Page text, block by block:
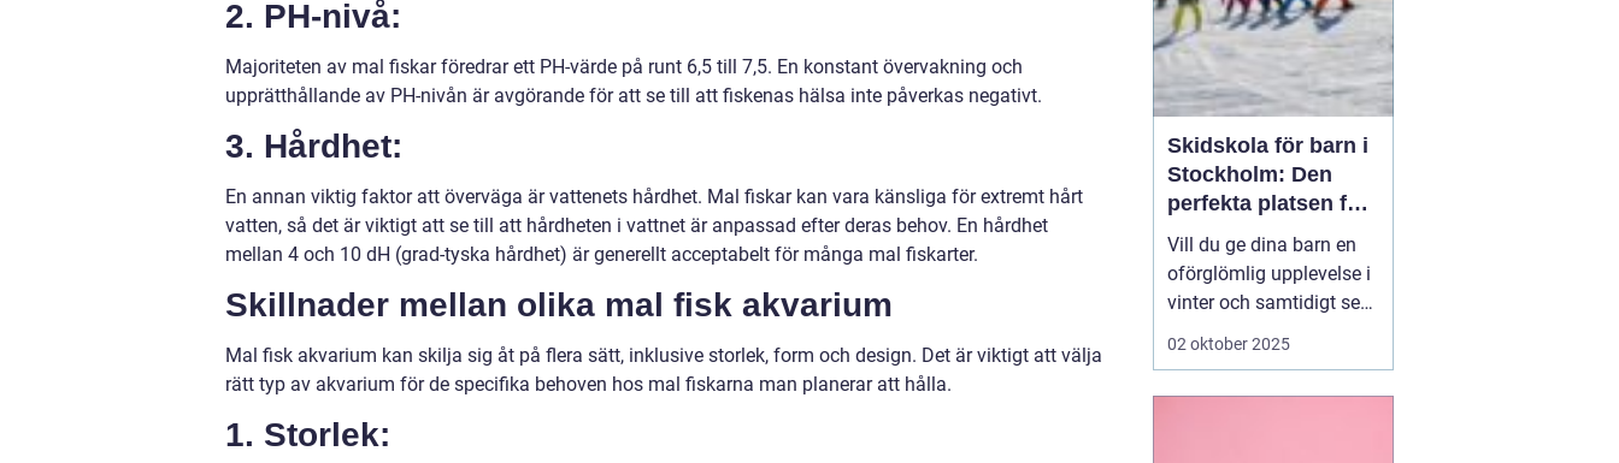
2. PH-nivå:
Majoriteten av mal fiskar föredrar ett PH-värde på runt 6,5 till 7,5. En konstant övervakning och
upprätthållande av PH-nivån är avgörande för att se till att fiskenas hälsa inte påverkas negativt.
3. Hårdhet:
En annan viktig faktor att överväga är vattenets hårdhet. Mal fiskar kan vara känsliga för extremt hårt
vatten, så det är viktigt att se till att hårdheten i vattnet är anpassad efter deras behov. En hårdhet
mellan 4 och 10 dH (grad-tyska hårdhet) är generellt acceptabelt för många mal fiskarter.
Skillnader mellan olika mal fisk akvarium
Mal fisk akvarium kan skilja sig åt på flera sätt, inklusive storlek, form och design. Det är viktigt att välja
rätt typ av akvarium för de specifika behoven hos mal fiskarna man planerar att hålla.
1. Storlek:
Skidskola för barn i
Stockholm: Den
perfekta platsen för
små blivande
skidåkare
Vill du ge dina barn en
oförglömlig upplevelse i
vinter och samtidigt se
dem utvecklas på
02 oktober 2025